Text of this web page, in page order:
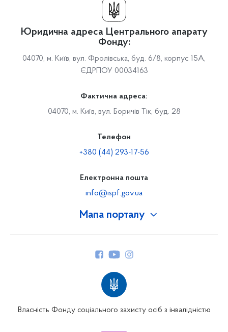
Мапа порталу
Юридична адреса Центрального апарату
Фонду:
04070, м. Київ, вул. Фролівська, буд. 6/8, корпус 15А,
ЄДРПОУ 00034163
Фактична адреса:
04070, м. Київ, вул. Боричів Тік, буд. 28
Телефон
+380 (44) 293-17-56
Електронна пошта
info@ispf.gov.ua
Власність Фонду соціального захисту осіб з інвалідністю